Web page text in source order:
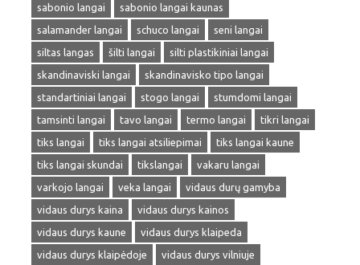
sabonio langai
sabonio langai kaunas
salamander langai
schuco langai
seni langai
siltas langas
šilti langai
silti plastikiniai langai
skandinaviski langai
skandinavisko tipo langai
standartiniai langai
stogo langai
stumdomi langai
tamsinti langai
tavo langai termo langai
tikri langai
tiks langai
tiks langai atsiliepimai
tiks langai kaune
tiks langai skundai
tikslangai
vakaru langai
varkojo langai
veka langai
vidaus durų gamyba
vidaus durys kaina
vidaus durys kainos
vidaus durys kaune
vidaus durys klaipeda
vidaus durys klaipėdoje
vidaus durys vilniuje